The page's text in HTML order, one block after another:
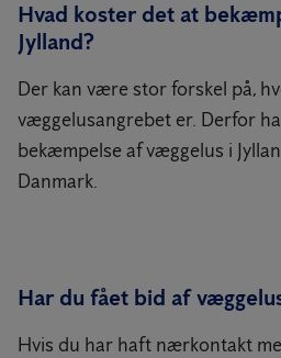
Hvad koster det at
Jylland?
Der kan være stor forskel på,
væggelusangrebet er. Derfor
bekæmpelse af væggelus i
Danmark.
Har du fået bid af
Hvis du har haft nærkontakt